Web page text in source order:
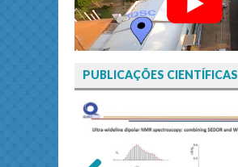
PUBLICAÇÕES CIENTÍFICAS